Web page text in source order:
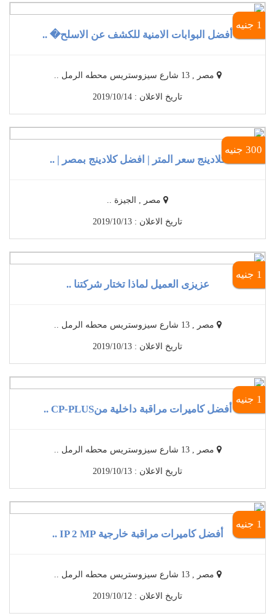
1 جنيه
أفضل البوابات الامنية للكشف عن الاسلح� ..
مصر , 13 شارع سيزوستريس محطه الرمل ..
تاريخ الاعلان : 2019/10/14
300 جنيه
كلادينج سعر المتر | افضل كلادينج بمصر | ..
مصر , الجيزة ..
تاريخ الاعلان : 2019/10/13
1 جنيه
عزيزى العميل لماذا تختار شركتنا ..
مصر , 13 شارع سيزوستريس محطه الرمل ..
تاريخ الاعلان : 2019/10/13
1 جنيه
أفضل كاميرات مراقبة داخلية منCP-PLUS ..
مصر , 13 شارع سيزوستريس محطه الرمل ..
تاريخ الاعلان : 2019/10/13
1 جنيه
أفضل كاميرات مراقبة خارجية IP 2 MP ..
مصر , 13 شارع سيزوستريس محطه الرمل ..
تاريخ الاعلان : 2019/10/12